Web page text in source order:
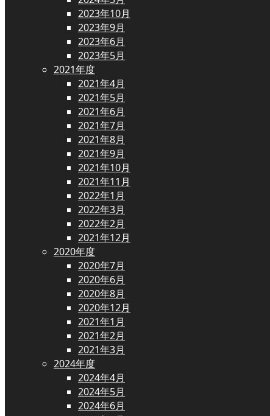
2023年10月
2023年9月
2023年6月
2023年5月
2021年度
2021年4月
2021年5月
2021年6月
2021年7月
2021年8月
2021年9月
2021年10月
2021年11月
2022年1月
2022年3月
2022年2月
2021年12月
2020年度
2020年7月
2020年6月
2020年8月
2020年12月
2021年1月
2021年2月
2021年3月
2024年度
2024年4月
2024年5月
2024年6月